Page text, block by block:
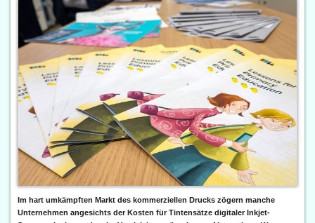
Im hart umkämpften Markt des kommerziellen Drucks zögern manche
Unternehmen angesichts der Kosten für Tintensätze digitaler Inkjet-